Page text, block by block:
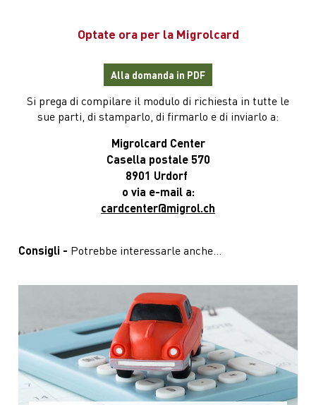
Optate ora per la Migrolcard
Alla domanda in PDF
Si prega di compilare il modulo di richiesta in tutte le
sue parti, di stamparlo, di firmarlo e di inviarlo a:
Migrolcard Center
Casella postale 570
8901 Urdorf
o via e-mail a:
cardcenter@migrol.ch
Consigli - Potrebbe interessarle anche...